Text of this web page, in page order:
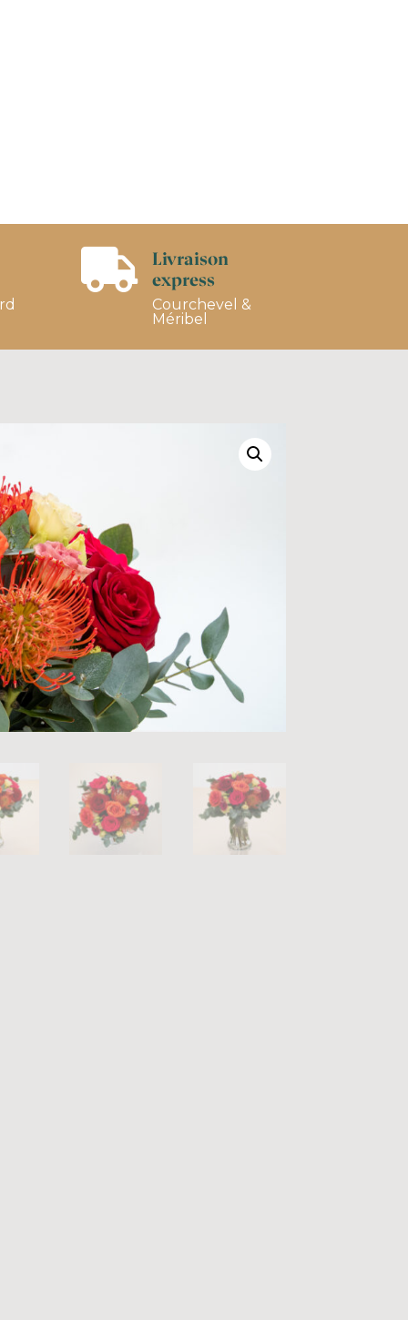
 Livraison
express
Courchevel &
Méribel